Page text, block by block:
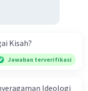
Kisah?
Jawaban terverifikasi
Ideologi